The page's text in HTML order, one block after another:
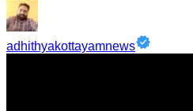
adhithyakottayamnews